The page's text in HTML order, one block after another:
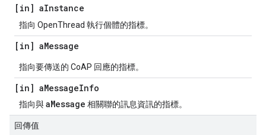
[in] aInstance
指向 OpenThread 執行個體的指標。
[in] aMessage
指向要傳送的 CoAP 回應的指標。
[in] aMessageInfo
指向與aMessage 相關聯的訊息資訊的指標。
回傳值